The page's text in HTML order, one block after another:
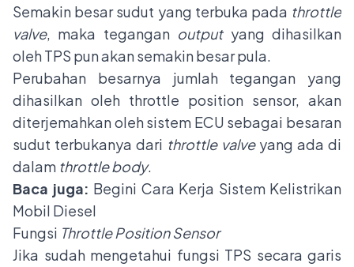
Semakin besar sudut yang terbuka pada throttle
valve, maka tegangan output yang dihasilkan
oleh TPS pun akan semakin besar pula.
Perubahan besarnya jumlah tegangan yang
dihasilkan oleh throttle position sensor, akan
diterjemahkan oleh sistem ECU sebagai besaran
sudut terbukanya dari throttle valveyang ada di
dalam throttle body.
Baca juga: Begini Cara Kerja Sistem Kelistrikan
Mobil Diesel
Fungsi Throttle Position Sensor
Jika sudah mengetahui fungsi TPS secara garis